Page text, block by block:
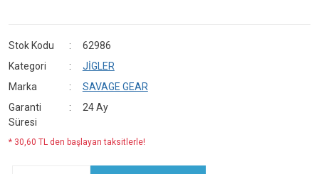
Stok Kodu
62986
Kategori
JİGLER
Marka
SAVAGE GEAR
Garanti
Süresi
24 Ay
* 30,60 TL den başlayan taksitlerle!